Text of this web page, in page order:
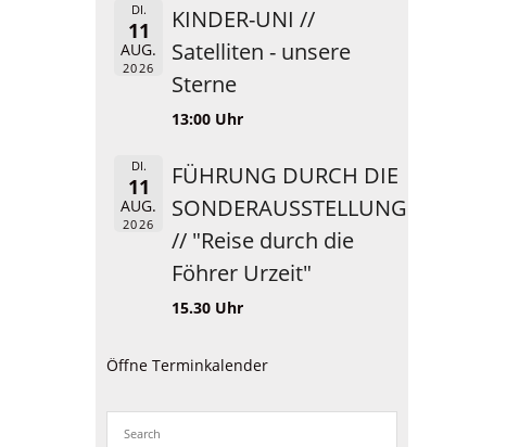
DI.
11
AUG.
2026
KINDER-UNI //
Satelliten - unsere
Sterne
13:00 Uhr
DI.
11
AUG.
2026
FÜHRUNG DURCH DIE
SONDERAUSSTELLUNG
// "Reise durch die
Föhrer Urzeit"
15.30 Uhr
Öffne Terminkalender